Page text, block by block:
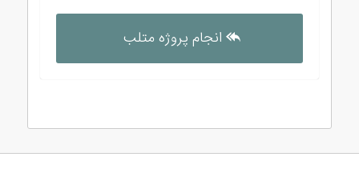
انجام پروژه متلب